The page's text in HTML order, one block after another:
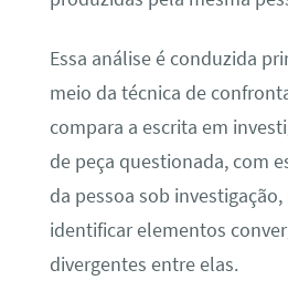
Essa análise é conduzida
meio da técnica de
compara a escrita em
de peça questionada, com
da pessoa sob
identificar elementos
divergentes entre elas.